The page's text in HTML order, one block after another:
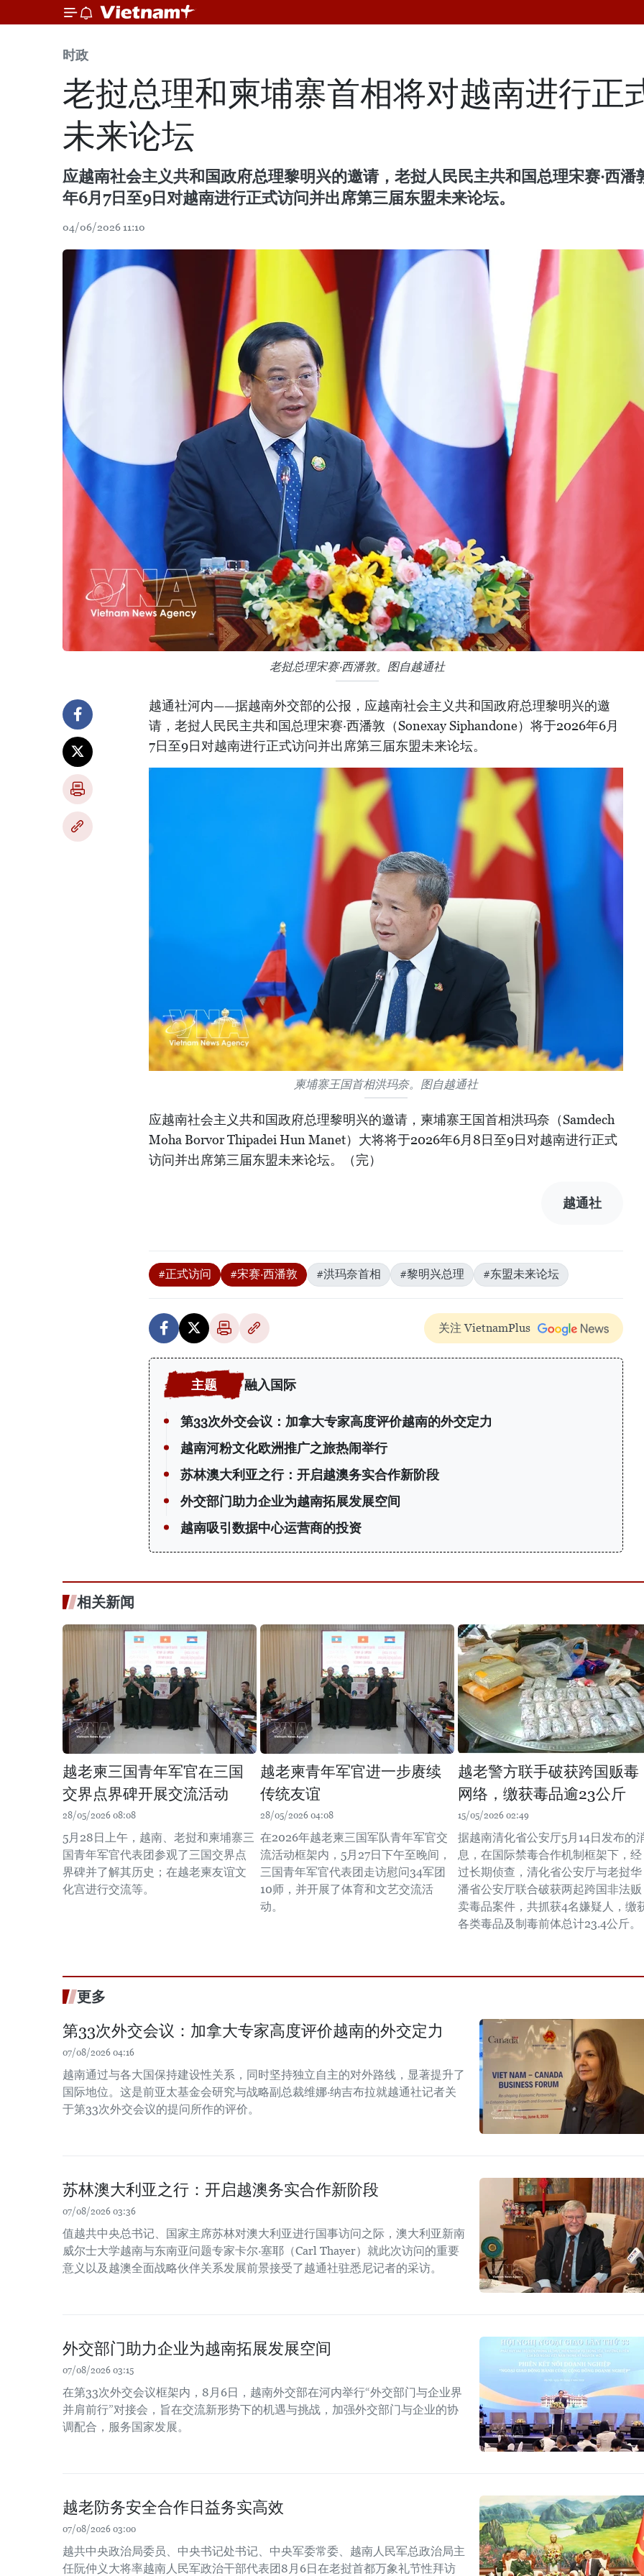
时政
老挝总理和柬埔寨首相将对越南进行正
未来论坛
应越南社会主义共和国政府总理黎明兴的邀请，老挝人民民主共和国总理宋赛·西
年6月7日至9日对越南进行正式访问并出席第三届东盟未来论坛。
04/06/2026 11:10
老挝总理宋赛·西潘敦。图自越通社
越通社河内——据越南外交部的公报，应越南社会主义共和国政府总理黎明兴的邀
请，老挝人民民主共和国总理宋赛·西潘敦（Sonexay Siphandone）将于2026年6月
7日至9日对越南进行正式访问并出席第三届东盟未来论坛。
柬埔寨王国首相洪玛奈。图自越通社
应越南社会主义共和国政府总理黎明兴的邀请，柬埔寨王国首相洪玛奈（Samdech
Moha Borvor Thipadei Hun Manet）大将将于2026年6月8日至9日对越南进行正式
访问并出席第三届东盟未来论坛。（完）
越通社
#正式访问 #宋赛·西潘敦 #洪玛奈首相 #黎明兴总理 #东盟未来论坛
关注 VietnamPlus
融入国际
第33次外交会议：加拿大专家高度评价越南的外交定力
越南河粉文化欧洲推广之旅热闹举行
苏林澳大利亚之行：开启越澳务实合作新阶段
外交部门助力企业为越南拓展发展空间
越南吸引数据中心运营商的投资
相关新闻
越老柬三国青年军官在三国
交界点界碑开展交流活动
28/05/2026 08:08
5月28日上午，越南、老挝和柬埔寨三
国青年军官代表团参观了三国交界点
界碑并了解其历史；在越老柬友谊文
化宫进行交流等。
越老柬青年军官进一步赓续
传统友谊
28/05/2026 04:08
在2026年越老柬三国军队青年军官交
流活动框架内，5月27日下午至晚间，
三国青年军官代表团走访慰问34军团
10师，并开展了体育和文艺交流活
动。
越老警方联手破获跨国贩毒
网络，缴获毒品逾23公斤
15/05/2026 02:49
据越南清化省公安厅5月14日发布的
息，在国际禁毒合作机制框架下，经
过长期侦查，清化省公安厅与老挝华
潘省公安厅联合破获两起跨国非法贩
卖毒品案件，共抓获4名嫌疑人，缴
各类毒品及制毒前体总计23.4公斤。
更多
第33次外交会议：加拿大专家高度评价越南的外交定力
07/08/2026 04:16
越南通过与各大国保持建设性关系，同时坚持独立自主的对外路线，显著提升了
国际地位。这是前亚太基金会研究与战略副总裁维娜·纳吉布拉就越通社记者关
于第33次外交会议的提问所作的评价。
苏林澳大利亚之行：开启越澳务实合作新阶段
07/08/2026 03:36
值越共中央总书记、国家主席苏林对澳大利亚进行国事访问之际，澳大利亚新南
威尔士大学越南与东南亚问题专家卡尔·塞耶（Carl Thayer）就此次访问的重要
意义以及越澳全面战略伙伴关系发展前景接受了越通社驻悉尼记者的采访。
外交部门助力企业为越南拓展发展空间
07/08/2026 03:15
在第33次外交会议框架内，8月6日，越南外交部在河内举行“外交部门与企业界
并肩前行”对接会，旨在交流新形势下的机遇与挑战，加强外交部门与企业的协
调配合，服务国家发展。
越老防务安全合作日益务实高效
07/08/2026 03:00
越共中央政治局委员、中央书记处书记、中央军委常委、越南人民军总政治局主
任阮仲义大将率越南人民军政治干部代表团8月6日在老挝首都万象礼节性拜访